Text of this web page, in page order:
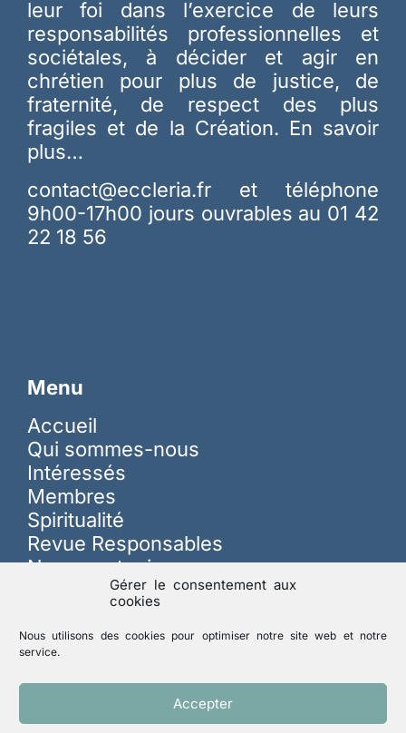
Gérer le consentement aux
cookies
Nous utilisons des cookies pour optimiser notre site web et notre
service.
Accepter
leur foi dans l’exercice de leurs
responsabilités professionnelles et
sociétales, à décider et agir en
chrétien pour plus de justice, de
fraternité, de respect des plus
fragiles et de la Création. En savoir
plus…
contact@eccleria.fr et téléphone
9h00-17h00 jours ouvrables au 01 42
22 18 56
Menu
Accueil
Qui sommes-nous
Intéressés
Membres
Spiritualité
Revue Responsables
Nous soutenir
Lutte contre les abus